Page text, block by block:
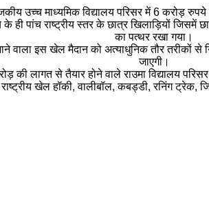
उच्च माध्यमिक विद्यालय परिसर में 6 करोड़
पांच राष्ट्रीय स्तर के छात्र खिलाड़ियों जिसमें
का पत्थर रखा गया।
वाला इस खेल मैदान को अत्याधुनिक तौर तरीकों
जाएगी।
लागत से तैयार होने वाले राउमा विद्यालय
खेल हॉकी, वालीबॉल, कबड्डी, रनिंग ट्रेक,